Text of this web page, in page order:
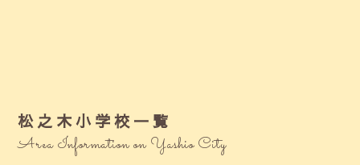
松之木小学校一覧
Area Information on Yashio City